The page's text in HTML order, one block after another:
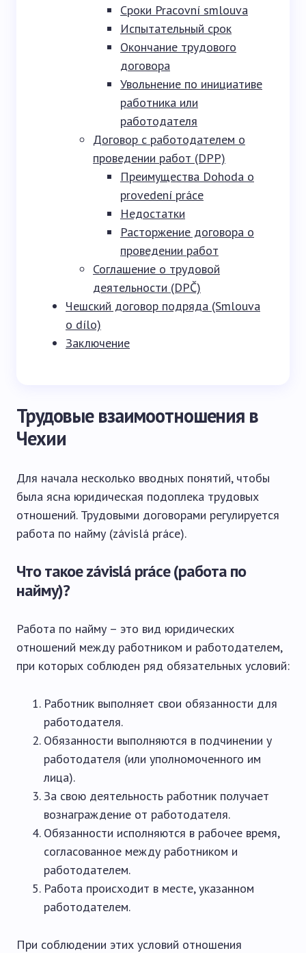
Сроки Pracovní smlouva
Испытательный срок
Окончание трудового
договора
Увольнение по инициативе
работника или
работодателя
Договор с работодателем о
проведении работ (DPP)
Преимущества Dohoda o
provedení práce
Недостатки
Расторжение договора о
проведении работ
Соглашение о трудовой
деятельности (DPČ)
Чешский договор подряда (Smlouva
o dílo)
Заключение
Трудовые взаимоотношения в
Чехии
Для начала несколько вводных понятий, чтобы
была ясна юридическая подоплека трудовых
отношений. Трудовыми договорами регулируется
работа по найму (závislá práce).
Что такое závislá práce (работа по
найму)?
Работа по найму – это вид юридических
отношений между работником и работодателем,
при которых соблюден ряд обязательных условий:
Работник выполняет свои обязанности для
работодателя.
Обязанности выполняются в подчинении у
работодателя (или уполномоченного им
лица).
За свою деятельность работник получает
вознаграждение от работодателя.
Обязанности исполняются в рабочее время,
согласованное между работником и
работодателем.
Работа происходит в месте, указанном
работодателем.
При соблюдении этих условий отношения